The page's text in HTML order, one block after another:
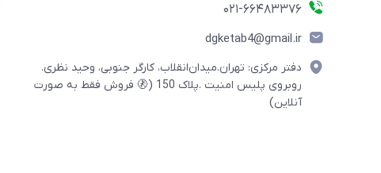
021-66483376
dgketab4@gmail.ir
دفتر مرکزی: تهران.میدان‌انقلاب، کارگر جنوبی، وحید نظری.
روبروی پلیس امنیت .پلاک 150 (🚷 فروش فقط به صورت
آنلاین)